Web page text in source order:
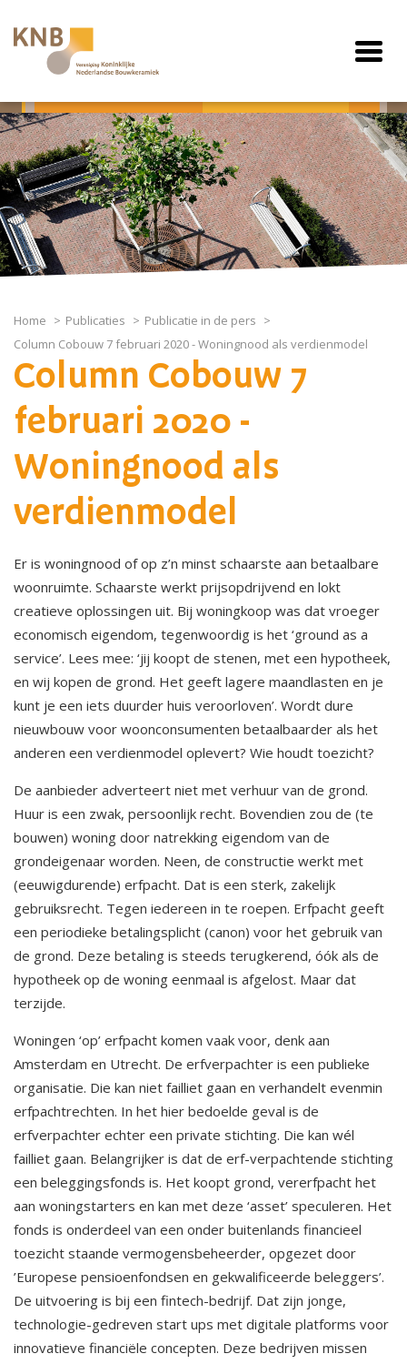
Home Publicaties
Publicatie in de pers
Column Cobouw 7 februari 2020 - Woningnood als verdienmodel
Column Cobouw 7
februari 2020 -
Woningnood als
verdienmodel
Er is woningnood of op z’n minst schaarste aan betaalbare
woonruimte. Schaarste werkt prijsopdrijvend en lokt
creatieve oplossingen uit. Bij woningkoop was dat vroeger
economisch eigendom, tegenwoordig is het ‘ground as a
service’. Lees mee: ‘jij koopt de stenen, met een hypotheek,
en wij kopen de grond. Het geeft lagere maandlasten en je
kunt je een iets duurder huis veroorloven’. Wordt dure
nieuwbouw voor woonconsumenten betaalbaarder als het
anderen een verdienmodel oplevert? Wie houdt toezicht?
De aanbieder adverteert niet met verhuur van de grond.
Huur is een zwak, persoonlijk recht. Bovendien zou de (te
bouwen) woning door natrekking eigendom van de
grondeigenaar worden. Neen, de constructie werkt met
(eeuwigdurende) erfpacht. Dat is een sterk, zakelijk
gebruiksrecht. Tegen iedereen in te roepen. Erfpacht geeft
een periodieke betalingsplicht (canon) voor het gebruik van
de grond. Deze betaling is steeds terugkerend, óók als de
hypotheek op de woning eenmaal is afgelost. Maar dat
terzijde.
Woningen ‘op’ erfpacht komen vaak voor, denk aan
Amsterdam en Utrecht. De erfverpachter is een publieke
organisatie. Die kan niet failliet gaan en verhandelt evenmin
erfpachtrechten. In het hier bedoelde geval is de
erfverpachter echter een private stichting. Die kan wél
failliet gaan. Belangrijker is dat de erf-verpachtende stichting
een beleggingsfonds is. Het koopt grond, vererfpacht het
aan woningstarters en kan met deze ‘asset’ speculeren. Het
fonds is onderdeel van een onder buitenlands financieel
toezicht staande vermogensbeheerder, opgezet door
’Europese pensioenfondsen en gekwalificeerde beleggers’.
De uitvoering is bij een fintech-bedrijf. Dat zijn jonge,
technologie-gedreven start ups met digitale platforms voor
innovatieve financiële concepten. Deze bedrijven missen